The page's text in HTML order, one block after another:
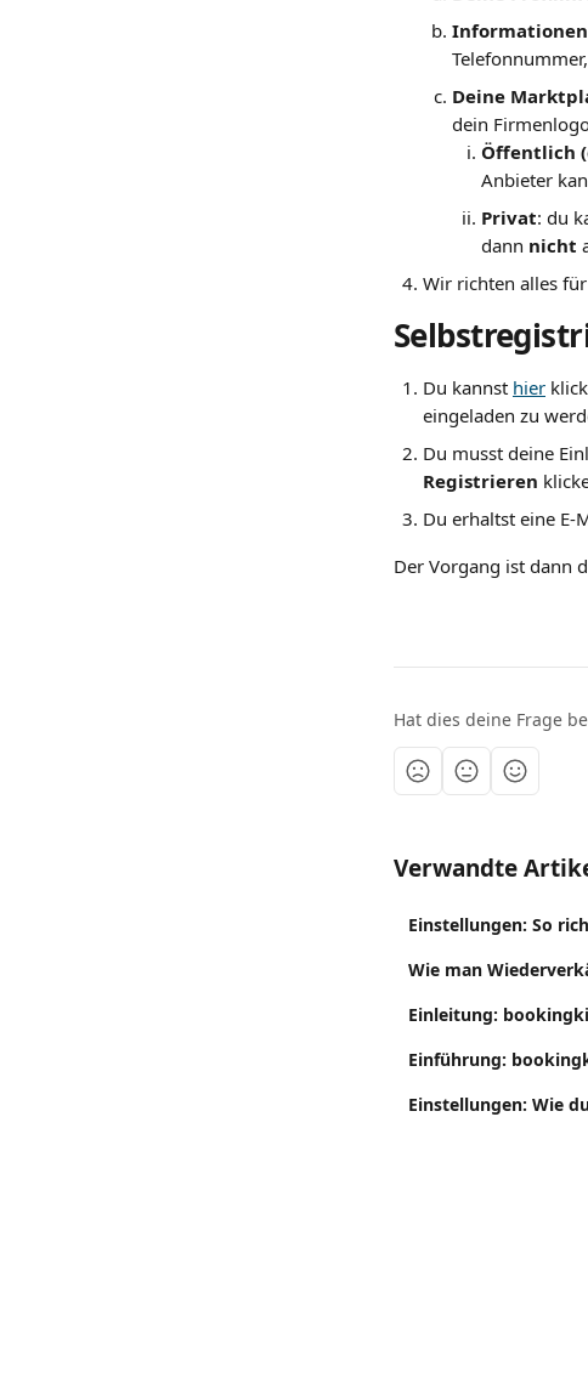
Deine
dein
Öffentlich
Anbieter
Privat: du
dann nicht
Wir richten alles
Du kannst hier
eingeladen zu
Du musst deine
Registrieren
Du erhaltst eine
Der Vorgang ist dann
Hat dies deine Frage
Verwandte
Einstellungen: So
Wie man
Einleitung:
Einführung: